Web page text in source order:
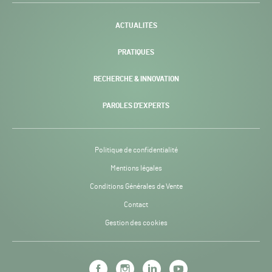
-
ACTUALITÉS
PRATIQUES
RECHERCHE & INNOVATION
PAROLES D’EXPERTS
Politique de confidentialité
Mentions légales
Conditions Générales de Vente
Contact
Gestion des cookies